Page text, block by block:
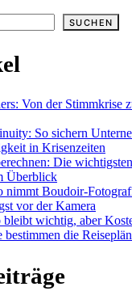
SUCHEN
Von der Stimmkrise
So sichern
in Krisenzeiten
Die
Überblick
nimmt Boudoir-
vor der Kamera
bleibt wichtig, aber
bestimmen die